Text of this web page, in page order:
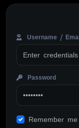
Username /
Password
Remember me